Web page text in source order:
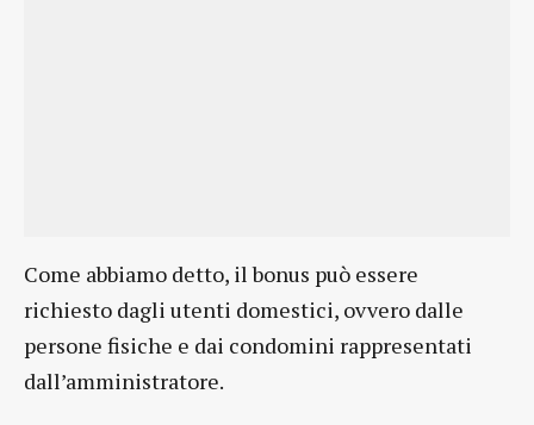
Come abbiamo detto, il bonus può essere
richiesto dagli utenti domestici, ovvero dalle
persone fisiche e dai condomini rappresentati
dall’amministratore.